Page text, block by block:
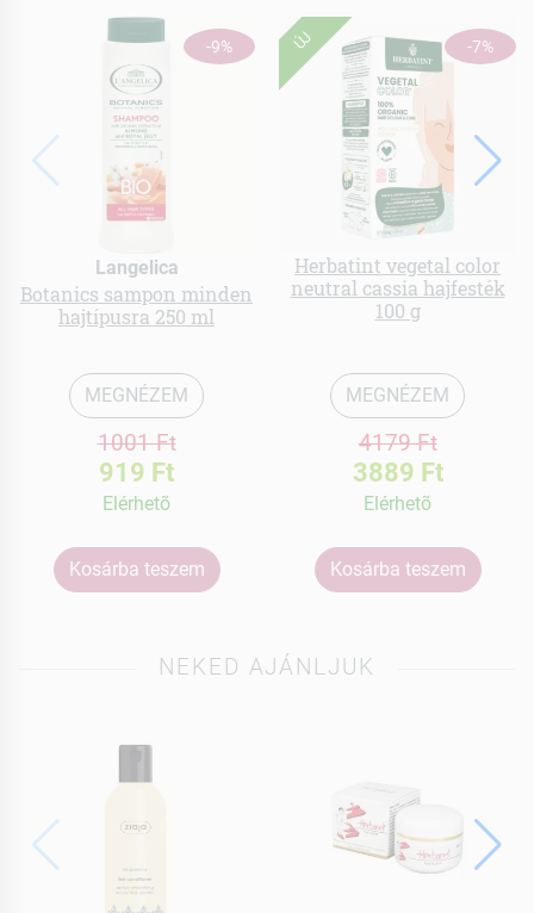
-9%
Langelica
Botanics sampon minden
hajtípusra 250 ml
MEGNÉZEM
1001 Ft
919 Ft
Elérhetõ
Kosárba teszem
-7%
ÚJ
Herbatint vegetal color
neutral cassia hajfesték
100 g
MEGNÉZEM
4179 Ft
3889 Ft
Elérhetõ
Kosárba teszem
NEKED AJÁNLJUK